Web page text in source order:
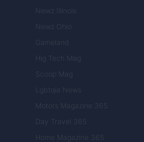
Newz Illinois
Newz Ohio
Gameland
Hig Tech Mag
Scoop Mag
Lgbtqia News
Motors Magazine 365
Day Travel 365
Home Magazine 365